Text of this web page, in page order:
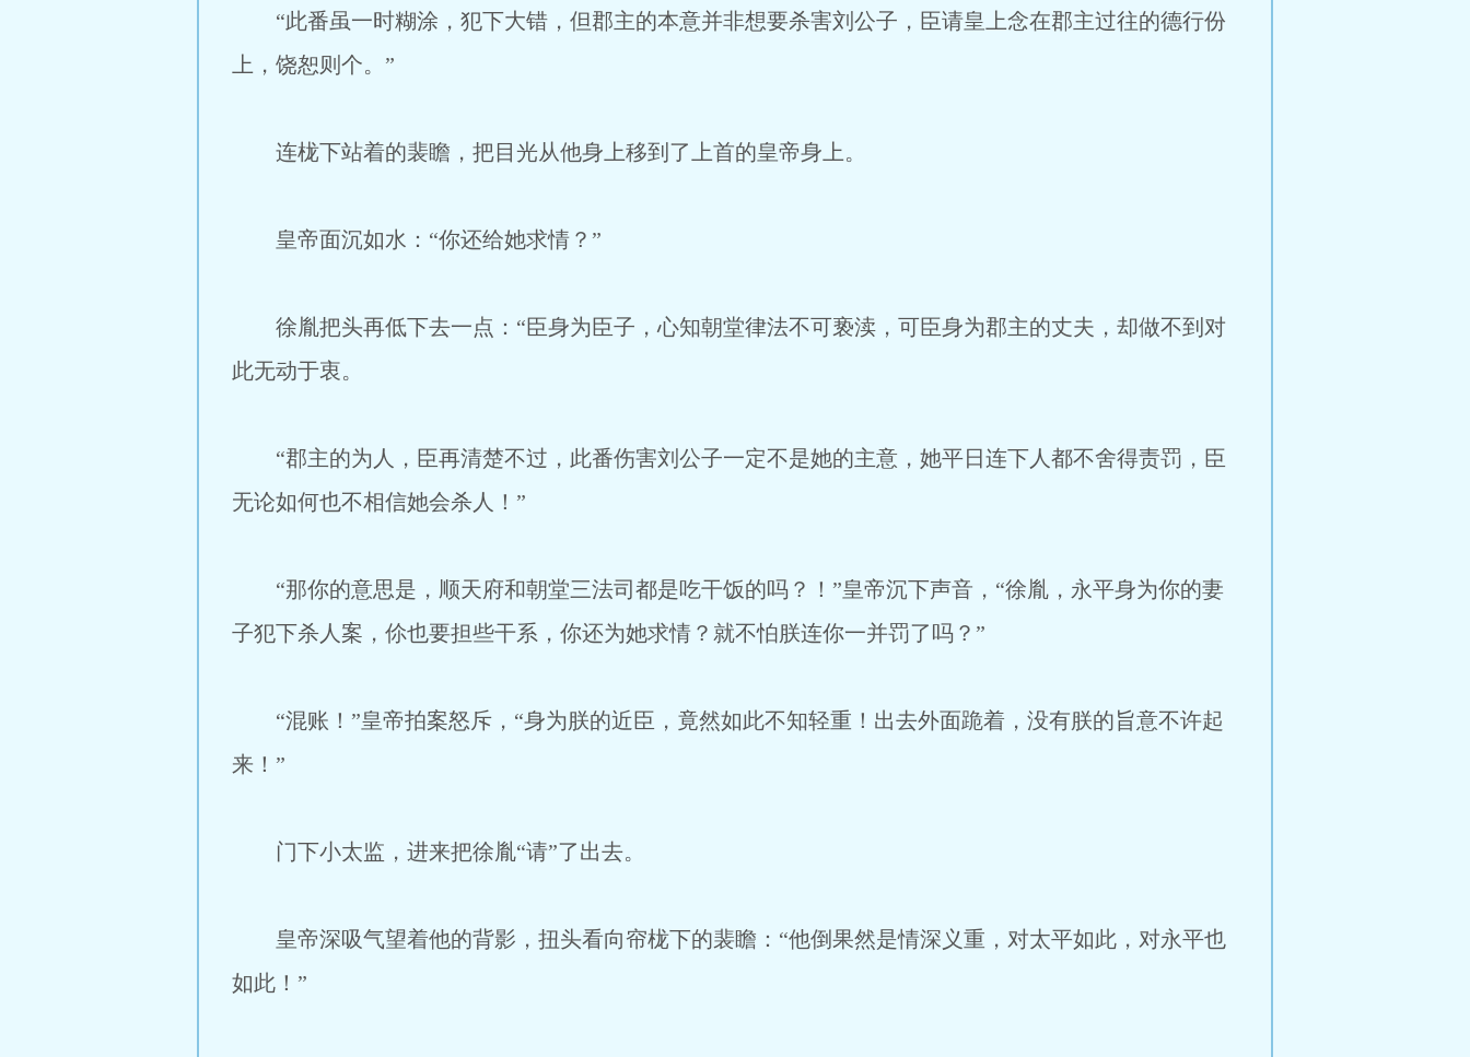
“此番虽一时糊涂，犯下大错，但郡主的本意并非想要杀害刘公子，臣请皇上念在郡主过往的德行份
上，饶恕则个。”
连栊下站着的裴瞻，把目光从他身上移到了上首的皇帝身上。
皇帝面沉如水：“你还给她求情？”
徐胤把头再低下去一点：“臣身为臣子，心知朝堂律法不可亵渎，可臣身为郡主的丈夫，却做不到对
此无动于衷。
“郡主的为人，臣再清楚不过，此番伤害刘公子一定不是她的主意，她平日连下人都不舍得责罚，臣
无论如何也不相信她会杀人！”
“那你的意思是，顺天府和朝堂三法司都是吃干饭的吗？！”皇帝沉下声音，“徐胤，永平身为你的妻
子犯下杀人案，伱也要担些干系，你还为她求情？就不怕朕连你一并罚了吗？”
“混账！”皇帝拍案怒斥，“身为朕的近臣，竟然如此不知轻重！出去外面跪着，没有朕的旨意不许起
来！”
门下小太监，进来把徐胤“请”了出去。
皇帝深吸气望着他的背影，扭头看向帘栊下的裴瞻：“他倒果然是情深义重，对太平如此，对永平也
如此！”